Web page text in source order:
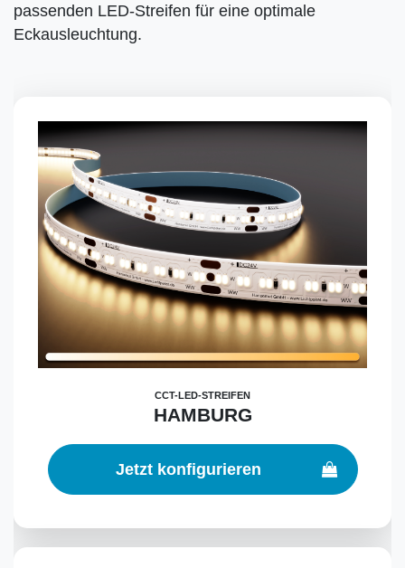
passenden LED-Streifen für eine optimale
Eckausleuchtung.
CCT-LED-STREIFEN
HAMBURG
Jetzt konfigurieren